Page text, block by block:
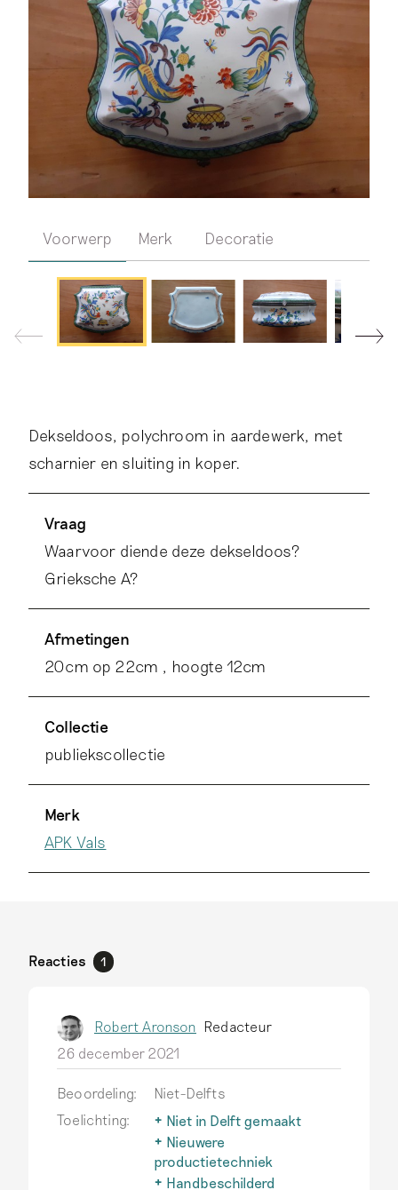
Voorwerp Merk Decoratie
Dekseldoos, polychroom in aardewerk, met
scharnier en sluiting in koper.
Vraag
Waarvoor diende deze dekseldoos?
Grieksche A?
Afmetingen
20cm op 22cm , hoogte 12cm
Collectie
publiekscollectie
Merk
APK Vals
Reacties 1
Robert Aronson Redacteur
26 december 2021
Beoordeling:
Niet-Delfts
Toelichting:
Niet in Delft gemaakt
Delfts aardewerk wordt
alleen zo genoemd als het
echt in Delft is
Nieuwere
productietechniek
Na 1850 ontwikkelen
Handbeschilderd